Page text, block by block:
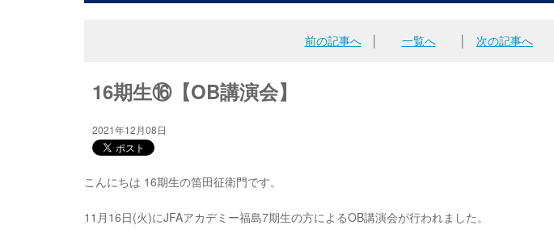
前の記事へ│ 一覧へ 次の記事へ
16期生⑯【OB講演会】
2021年12月08日
こんにちは 16期生の笛田征衛門です。
11月16日(火)にJFAアカデミー福島7期生の方によるOB講演会が行われました。